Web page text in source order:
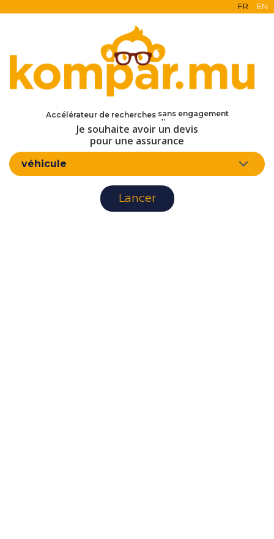
FR EN
Accélérateur de recherches
en ligne
d'assurance
Je souhaite avoir un devis
pour une assurance
véhicule
Lancer